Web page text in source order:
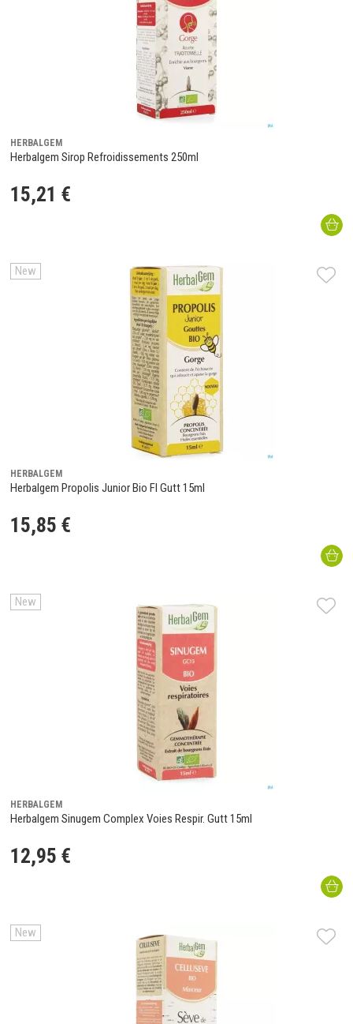
HERBALGEM
Herbalgem Sirop Refroidissements 250ml
15,21 €
New
HERBALGEM
Herbalgem Propolis Junior Bio Fl Gutt 15ml
15,85 €
New
HERBALGEM
Herbalgem Sinugem Complex Voies Respir. Gutt 15ml
12,95 €
New